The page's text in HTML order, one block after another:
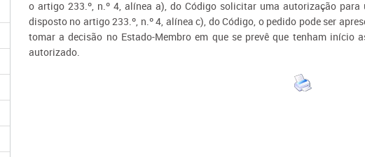
o artigo 233.º, n.º 4, alínea a), do Código solicitar uma autorização
disposto no artigo 233.º, n.º 4, alínea c), do Código, o pedido pode ser
tomar a decisão no Estado-Membro em que se prevê que tenham início
autorizado.